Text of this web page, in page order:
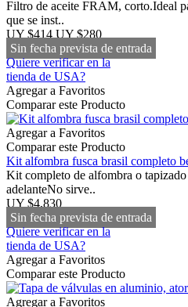
Filtro de aceite FRAM, corto.Ideal
que se inst..
UY $414 UY $280
Sin fecha prevista de entrada
Quiere verificar en la
tienda de USA?
Agregar a Favoritos
Comparar este Producto
Agregar a Favoritos
Comparar este Producto
Kit alfombra fusca brasil completo
Kit completo de alfombra o
adelanteNo sirve..
UY $4,830
Sin fecha prevista de entrada
Quiere verificar en la
tienda de USA?
Agregar a Favoritos
Comparar este Producto
Agregar a Favoritos